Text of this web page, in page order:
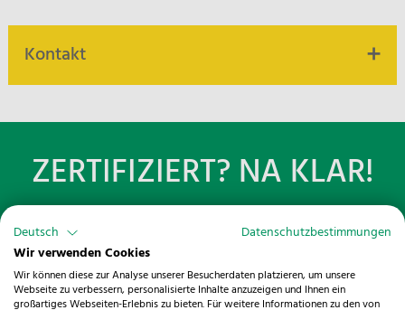
Kontakt
Unsere Ansprechpartner und
Verfügung.
ZERTIFIZIERT? NA KLAR!
garantieren, wurde an unseren Lagerstandorten das
HACCP-Konzept umgesetzt und zertifiziert.
Deutsch
Datenschutzbestimmungen
Wir verwenden Cookies
Wir können diese zur Analyse unserer Besucherdaten platzieren, um unsere
Webseite zu verbessern, personalisierte Inhalte anzuzeigen und Ihnen ein
großartiges Webseiten-Erlebnis zu bieten. Für weitere Informationen zu den von